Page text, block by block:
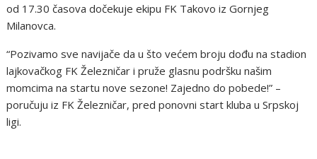
od 17.30 časova dočekuje ekipu FK Takovo iz Gornjeg
Milanovca.
“Pozivamo sve navijače da u što većem broju dođu na stadion
lajkovačkog FK Železničar i pruže glasnu podršku našim
momcima na startu nove sezone! Zajedno do pobede!” –
poručuju iz FK Železničar, pred ponovni start kluba u Srpskoj
ligi.